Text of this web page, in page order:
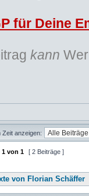
für Deine
kann
Zeit anzeigen:
1 von 1 [ 2 Beiträge ]
von Florian Schäffer